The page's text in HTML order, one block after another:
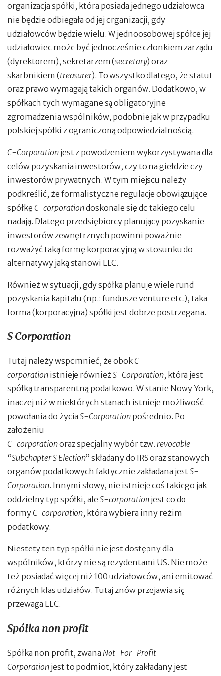
organizacja spółki, która posiada jednego udziałowca
nie będzie odbiegała od jej organizacji, gdy
udziałowców będzie wielu. W jednoosobowej spółce jej
udziałowiec może być jednocześnie członkiem zarządu
(dyrektorem), sekretarzem (secretary) oraz
skarbnikiem (treasurer). To wszystko dlatego, że statut
oraz prawo wymagają takich organów. Dodatkowo, w
spółkach tych wymagane są obligatoryjne
zgromadzenia wspólników, podobnie jak w przypadku
polskiej spółki z ograniczoną odpowiedzialnością.
C-Corporation jest z powodzeniem wykorzystywana dla
celów pozyskania inwestorów, czy to na giełdzie czy
inwestorów prywatnych. W tym miejscu należy
podkreślić, że formalistyczne regulacje obowiązujące
spółkę C-corporationdoskonale się do takiego celu
nadają. Dlatego przedsiębiorcy planujący pozyskanie
inwestorów zewnętrznych powinni poważnie
rozważyć taką formę korporacyjną w stosunku do
alternatywy jaką stanowi LLC.
Również w sytuacji, gdy spółka planuje wiele rund
pozyskania kapitału (np.: fundusze venture etc.), taka
forma (korporacyjna) spółki jest dobrze postrzegana.
S Corporation
Tutaj należy wspomnieć, że obok C-
corporation istnieje równieżS-Corporation, która jest
spółką transparentną podatkowo. W stanie Nowy York,
inaczej niż w niektórych stanach istnieje możliwość
powołania do życia S-Corporation pośrednio. Po
założeniu
C-corporationoraz specjalny wybór tzw. revocable
“Subchapter S Election” składany do IRS oraz stanowych
organów podatkowych faktycznie zakładana jest S-
Corporation. Innymi słowy, nie istnieje coś takiego jak
oddzielny typ spółki, ale S-corporation jest co do
formy C-corporation, która wybiera inny reżim
podatkowy.
Niestety ten typ spółki nie jest dostępny dla
wspólników, którzy nie są rezydentami US. Nie może
też posiadać więcej niż 100 udziałowców, ani emitować
różnych klas udziałów. Tutaj znów przejawia się
przewaga LLC.
Spółka non profit
Spółka non profit, zwana Not-For-Profit
Corporation jest to podmiot, który zakładany jest